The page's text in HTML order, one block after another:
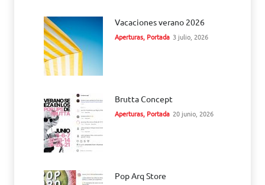
Vacaciones verano 2026
Aperturas, Portada 3 julio, 2026
Brutta Concept
Aperturas, Portada 20 junio, 2026
Pop Arq Store